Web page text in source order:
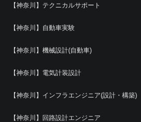
【神奈川】テクニカルサポート
【神奈川】自動車実験
【神奈川】機械設計(自動車)
【神奈川】電気計装設計
【神奈川】インフラエンジニア(設計・構築)
【神奈川】回路設計エンジニア